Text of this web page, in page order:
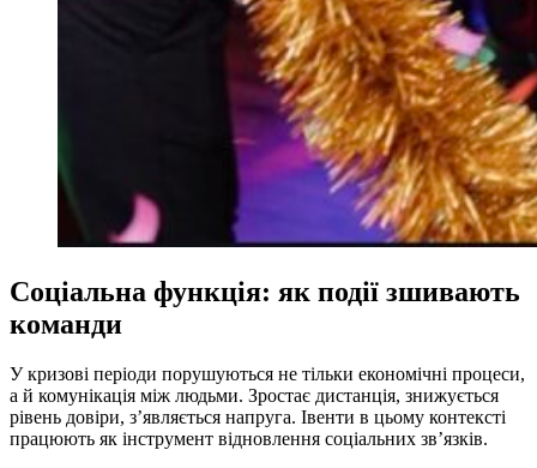
Соціальна функція: як події зшивають
команди
У кризові періоди порушуються не тільки економічні процеси,
а й комунікація між людьми. Зростає дистанція, знижується
рівень довіри, з’являється напруга. Івенти в цьому контексті
працюють як інструмент відновлення соціальних зв’язків.